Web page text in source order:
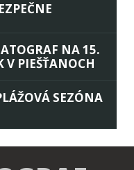
NA 15.
PIEŠŤANOCH
SEZÓNA